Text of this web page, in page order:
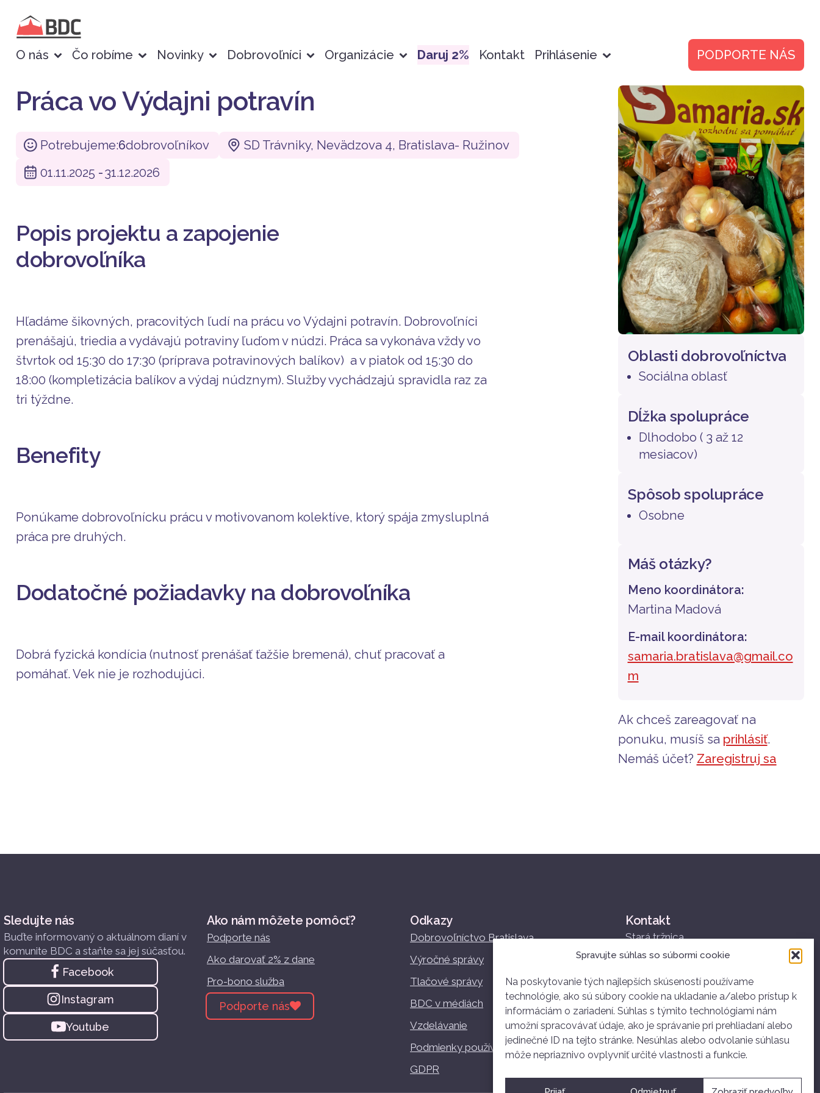
Spravujte súhlas so súbormi cookie
Na poskytovanie tých najlepších skúseností používame
technológie, ako sú súbory cookie na ukladanie a/alebo prístup k
informáciám o zariadení. Súhlas s týmito technológiami nám
umožní spracovávať údaje, ako je správanie pri prehliadaní alebo
jedinečné ID na tejto stránke. Nesúhlas alebo odvolanie súhlasu
môže nepriaznivo ovplyvniť určité vlastnosti a funkcie.
O nás Čo robíme Novinky Dobrovoľníci Organizácie Daruj 2% Kontakt Prihlásenie PODPORTE NÁS
Práca vo Výdajni potravín
Potrebujeme:6dobrovoľníkov
SD Trávniky, Nevädzova 4, Bratislava- Ružinov
01.11.2025 -31.12.2026
Popis projektu a zapojenie
dobrovoľníka
Hľadáme šikovných, pracovitých ľudí na prácu vo Výdajni potravín. Dobrovoľníci
prenášajú, triedia a vydávajú potraviny ľuďom v núdzi. Práca sa vykonáva vždy vo
štvrtok od 15:30 do 17:30 (príprava potravinových balíkov) a v piatok od 15:30 do
18:00 (kompletizácia balíkov a výdaj núdznym). Služby vychádzajú spravidla raz za
tri týždne.
Benefity
Ponúkame dobrovoľnícku prácu v motivovanom kolektíve, ktorý spája zmysluplná
práca pre druhých.
Dodatočné požiadavky na dobrovoľníka
Dobrá fyzická kondícia (nutnosť prenášať ťažšie bremená), chuť pracovať a
pomáhať. Vek nie je rozhodujúci.
Oblasti dobrovoľníctva
Sociálna oblasť
Dĺžka spolupráce
Dlhodobo ( 3 až 12
mesiacov)
Spôsob spolupráce
Osobne
Máš otázky?
Meno koordinátora:
Martina Madová
E-mail koordinátora:
samaria.bratislava@gmail.co
m
Ak chceš zareagovať na
ponuku, musíš sa prihlásiť.
Nemáš účet? Zaregistruj sa
Sledujte nás
Buďte informovaný o aktuálnom dianí v
komunite BDC a staňte sa jej súčasťou.
Facebook
Instagram
Youtube
Ako nám môžete pomôcť?
Podporte nás
Ako darovať 2% z dane
Pro-bono služba
Podporte nás
Odkazy
Dobrovoľníctvo Bratislava
Výročné správy
Tlačové správy
BDC v médiách
Vzdelávanie
Podmienky používania
GDPR
Kontakt
Stará tržnica
Nám. SNP 25
+421 907 834 314
ahoj@dobrovolnictvoba.sk